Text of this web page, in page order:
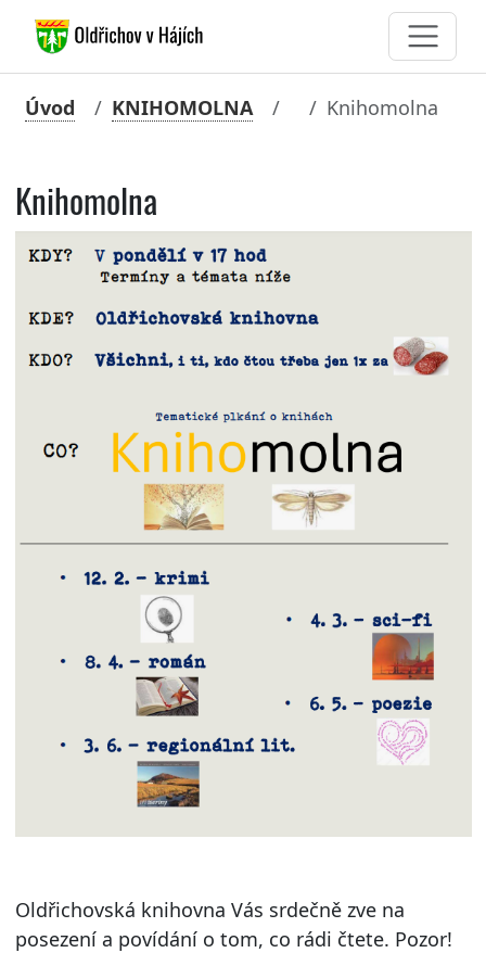
Úvod KNIHOMOLNA Knihomolna
Knihomolna
Oldřichovská knihovna Vás srdečně zve na
posezení a povídání o tom, co rádi čtete. Pozor!